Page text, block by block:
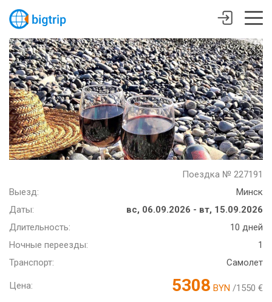
Поездка № 227191
Выезд:
Минск
Даты:
вс, 06.09.2026 - вт, 15.09.2026
Длительность:
10 дней
Ночные переезды:
1
Транспорт:
Самолет
Цена: 5308 BYN /1550 €